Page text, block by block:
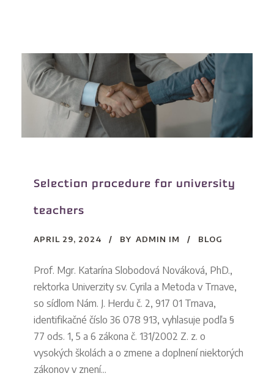
Selection procedure for university
teachers
APRIL 29, 2024 BY ADMIN IM BLOG
Prof. Mgr. Katarína Slobodová Nováková, PhD.,
rektorka Univerzity sv. Cyrila a Metoda v Trnave,
so sídlom Nám. J. Herdu č. 2, 917 01 Trnava,
identifikačné číslo 36 078 913, vyhlasuje podľa §
77 ods. 1, 5 a 6 zákona č. 131/2002 Z. z. o
vysokých školách a o zmene a doplnení niektorých
zákonov v znení...